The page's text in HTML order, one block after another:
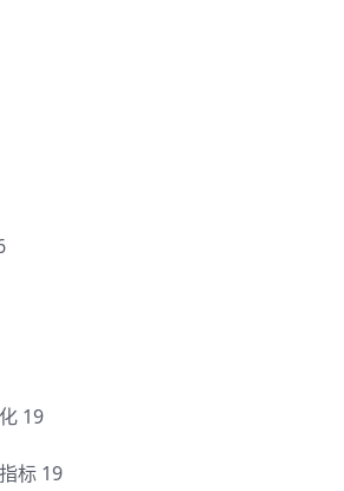
19
标 19